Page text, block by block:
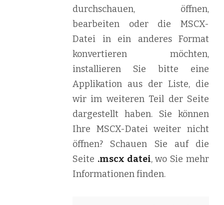
durchschauen, öffnen,
bearbeiten oder die MSCX-
Datei in ein anderes Format
konvertieren möchten,
installieren Sie bitte eine
Applikation aus der Liste, die
wir im weiteren Teil der Seite
dargestellt haben. Sie können
Ihre MSCX-Datei weiter nicht
öffnen? Schauen Sie auf die
Seite .mscx datei, wo Sie mehr
Informationen finden.